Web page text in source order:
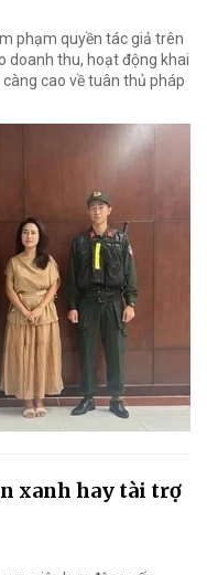
phạm quyền tác giả trên
doanh thu, hoạt động khai
cao về tuân thủ pháp
xanh hay tài trợ